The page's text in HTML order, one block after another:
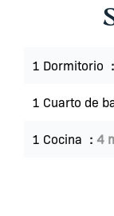
1 Dormitorio
1 Cuarto de
1 Cocina 4